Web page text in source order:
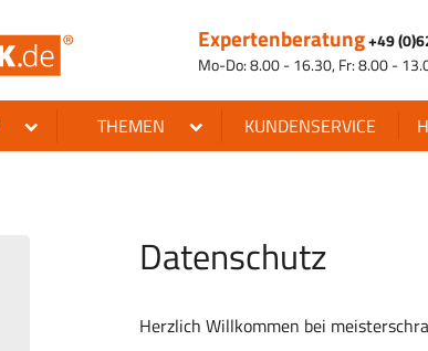
Expertenberatung+49
Mo-Do: 8.00 - 16.30, Fr: 8.00 -
THEMEN KUNDENSERVICE
Datenschutz
Herzlich Willkommen bei